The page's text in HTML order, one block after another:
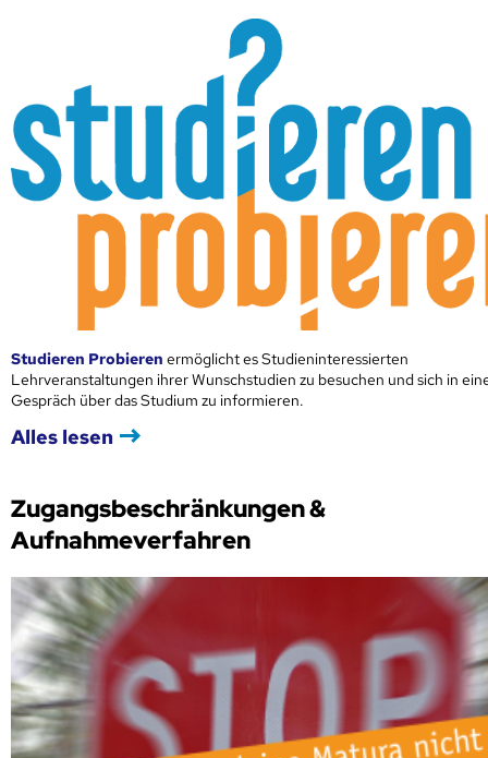
Studieren Probieren ermöglicht es Studieninteressierten
Lehrveranstaltungen ihrer Wunschstudien zu besuchen und sich in
Gespräch über das Studium zu informieren.
Alles lesen
Zugangsbeschränkungen &
Aufnahmeverfahren